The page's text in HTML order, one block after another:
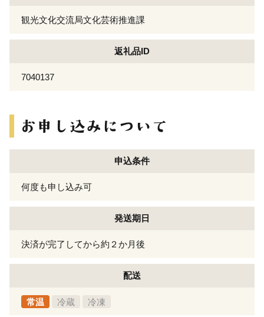
観光文化交流局文化芸術推進課
返礼品ID
7040137
申込条件
何度も申し込み可
発送期日
決済が完了してから約２か月後
配送
常温 冷蔵 冷凍